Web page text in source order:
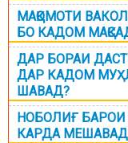
МАҚОМОТИ
БО КАДОМ
ДАР БОРАИ
ДАР КАДОМ
ШАВАД?
НОБОЛИҒ
КАРДА